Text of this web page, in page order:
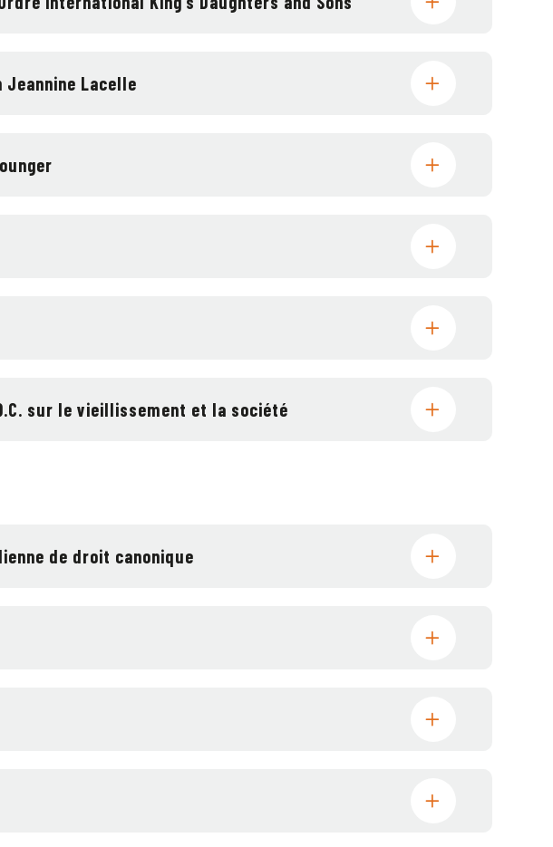
Jeannine Lacelle
sur le vieillissement et la société
de droit canonique